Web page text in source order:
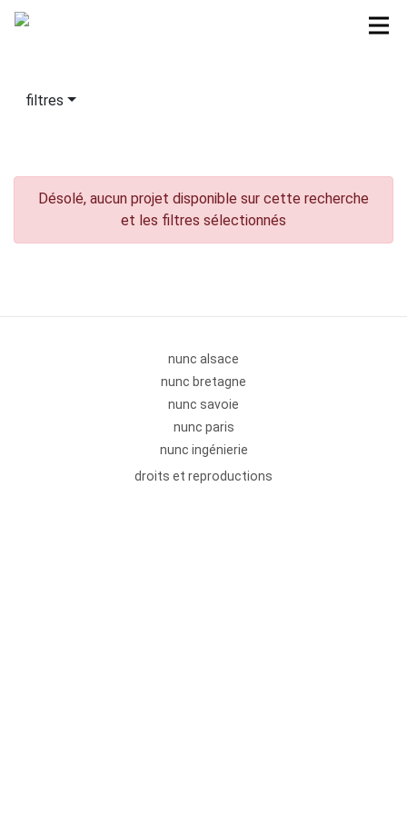
filtres
Désolé, aucun projet disponible sur cette recherche
et les filtres sélectionnés
nunc alsace
nunc bretagne
nunc savoie
nunc paris
nunc ingénierie
droits et reproductions